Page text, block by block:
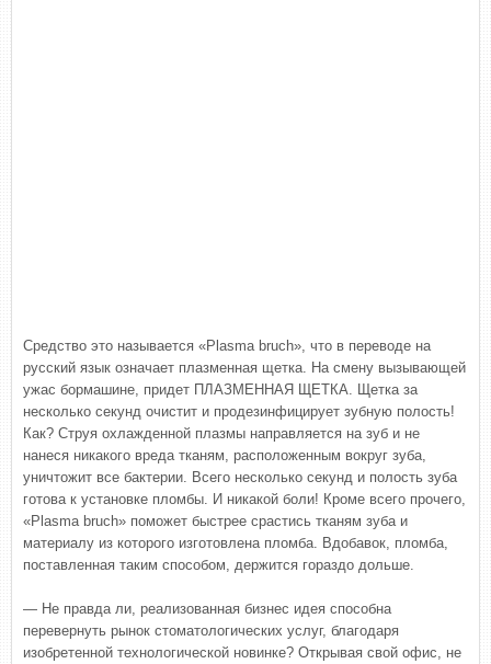
Средство это называется «Plasma bruch», что в переводе на
русский язык означает плазменная щетка. На смену вызывающей
ужас бормашине, придет ПЛАЗМЕННАЯ ЩЕТКА. Щетка за
несколько секунд очистит и продезинфицирует зубную полость!
Как? Струя охлажденной плазмы направляется на зуб и не
нанеся никакого вреда тканям, расположенным вокруг зуба,
уничтожит все бактерии. Всего несколько секунд и полость зуба
готова к установке пломбы. И никакой боли! Кроме всего прочего,
«Plasma bruch» поможет быстрее срастись тканям зуба и
материалу из которого изготовлена пломба. Вдобавок, пломба,
поставленная таким способом, держится гораздо дольше.
— Не правда ли, реализованная бизнес идея способна
перевернуть рынок стоматологических услуг, благодаря
изобретенной технологической новинке? Открывая свой офис, не